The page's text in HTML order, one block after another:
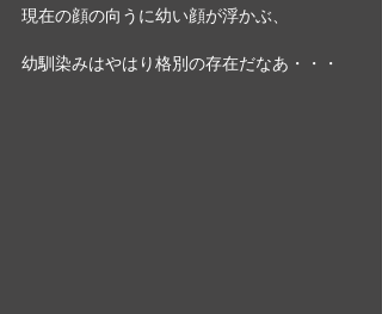
現在の顔の向うに幼い顔が浮かぶ、
幼馴染みはやはり格別の存在だなあ・・・